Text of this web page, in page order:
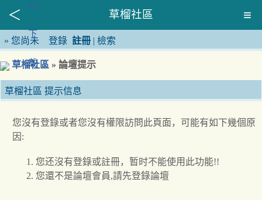
草榴社區
» 您尚未 登錄 註冊 | 檢索
草榴社區 » 論壇提示
草榴社區 提示信息
您沒有登錄或者您沒有權限訪問此頁面，可能有如下幾個原
因:
您还沒有登錄或註冊，暂时不能使用此功能!!
您還不是論壇會員,請先登錄論壇